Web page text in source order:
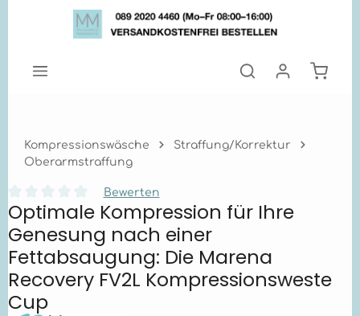
Zum Hauptinhalt springen
Kompressionswäsche
Straffung/Korrektur
Oberarmstraffung
Durchschnittliche Bewertung von 0 von 5 Sternen
Bewerten
Optimale Kompression für Ihre
Genesung nach einer
Fettabsaugung: Die Marena
Recovery FV2L Kompressionsweste
Cup